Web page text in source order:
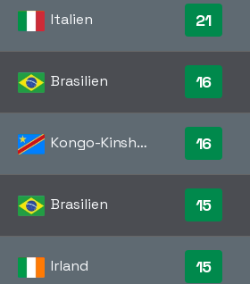
Italien 21
Brasilien 16
Kongo-Kinshasa 16
Brasilien 15
Irland 15